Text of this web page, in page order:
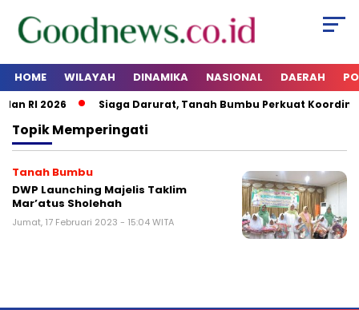
HOME WILAYAH DINAMIKA NASIONAL DAERAH
RI 2026 Siaga Darurat, Tanah Bumbu Perkuat
TopikMemperingati
Tanah Bumbu
DWP Launching Majelis Taklim
Mar’atus Sholehah
Jumat, 17 Februari 2023 - 15:04 WITA